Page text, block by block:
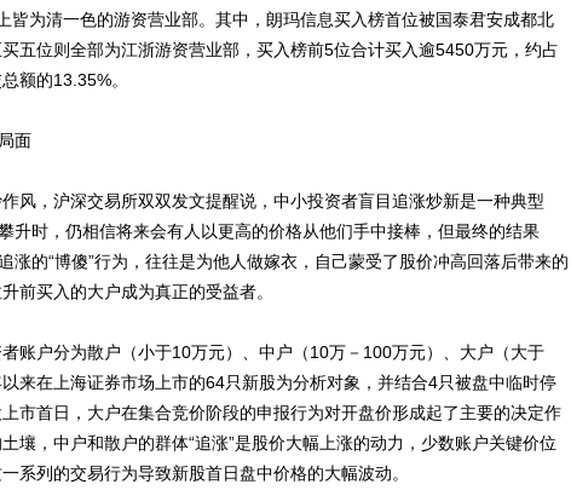
皆为清一色的游资营业部。其中，朗玛信息买入榜首位被国泰君安成都北
五位则全部为江浙游资营业部，买入榜前5位合计买入逾5450万元，约占
额的13.35%。
面
，沪深交易所双双发文提醒说，中小投资者盲目追涨炒新是一种典型
升时，仍相信将来会有人以更高的价格从他们手中接棒，但最终的结果
涨的“博傻”行为，往往是为他人做嫁衣，自己蒙受了股价冲高回落后带来的
前买入的大户成为真正的受益者。
户分为散户（小于10万元）、中户（10万－100万元）、大户（大于
来在上海证券市场上市的64只新股为分析对象，并结合4只被盘中临时停
市首日，大户在集合竞价阶段的申报行为对开盘价形成起了主要的决定作
壤，中户和散户的群体“追涨”是股价大幅上涨的动力，少数账户关键价位
系列的交易行为导致新股首日盘中价格的大幅波动。